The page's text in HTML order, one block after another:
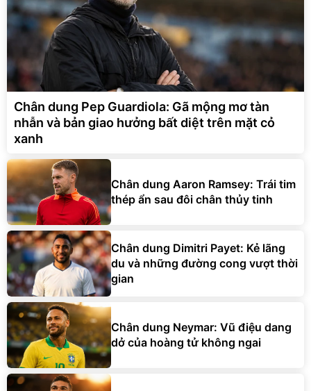
Chân dung Pep Guardiola: Gã mộng mơ tàn
nhẫn và bản giao hưởng bất diệt trên mặt cỏ
xanh
Chân dung Aaron Ramsey: Trái tim
thép ẩn sau đôi chân thủy tinh
Chân dung Dimitri Payet: Kẻ lãng
du và những đường cong vượt thời
gian
Chân dung Neymar: Vũ điệu dang
dở của hoàng tử không ngai